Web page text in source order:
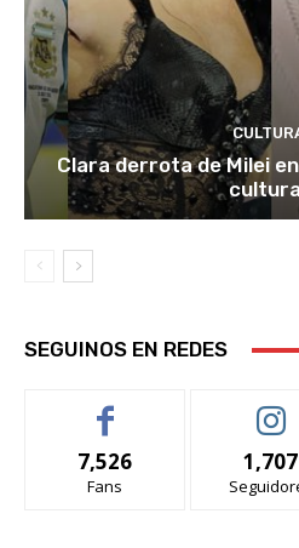
Clara derrota de Milei
SEGUINOS EN REDES
7,526
Fans
1,707